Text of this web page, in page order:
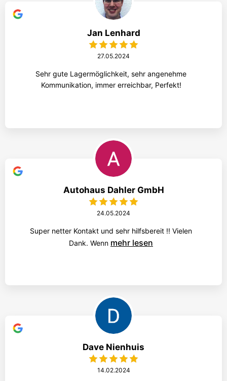
Jan Lenhard
27.05.2024
Sehr gute Lagermöglichkeit, sehr angenehme
Kommunikation, immer erreichbar, Perfekt!
Autohaus Dahler GmbH
24.05.2024
Super netter Kontakt und sehr hilfsbereit !! Vielen
Dank. Wenn mehr lesen
Dave Nienhuis
14.02.2024